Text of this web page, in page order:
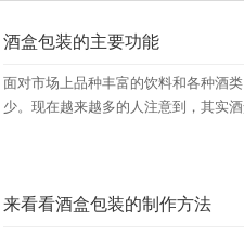
酒盒包装的主要功能
面对市场上品种丰富的饮料和各种酒
少。现在越来越多的人注意到，其实
来看看酒盒包装的制作方法